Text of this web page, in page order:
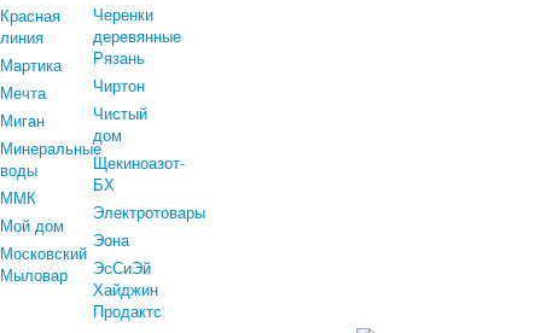
Красная
линия
Мартика
Мечта
Миган
Минеральные
воды
ММК
Мой дом
Московский
Мыловар
Черенки
деревянные
Рязань
Чиртон
Чистый
дом
Щекиноазот-
БХ
Электротовары
Эона
ЭсСиЭй
Хайджин
Продактс